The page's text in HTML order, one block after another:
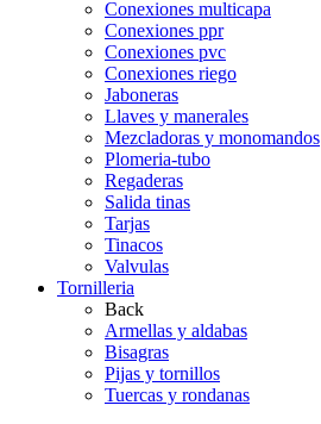
Conexiones multicapa
Conexiones ppr
Conexiones pvc
Conexiones riego
Jaboneras
Llaves y manerales
Mezcladoras y monomandos
Plomeria-tubo
Regaderas
Salida tinas
Tarjas
Tinacos
Valvulas
Tornilleria
Back
Armellas y aldabas
Bisagras
Pijas y tornillos
Tuercas y rondanas